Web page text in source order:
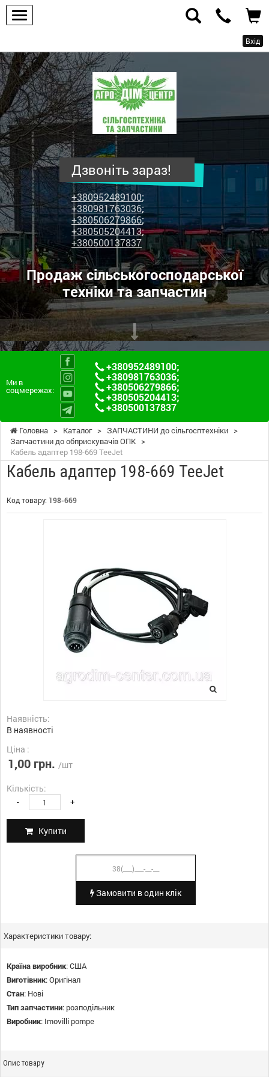
Вхід
ПП
"Агродім-
центр"
-
продаж
сільськогосподарської
техніки
та
запчастин
Дзвоніть зараз!
+380952489100;
+380981763036;
+380506279866;
+380505204413;
+380500137837
Продаж сільськогосподарської
техніки та запчастин
Ми в
соцмережах:
+380952489100;
+380981763036;
+380506279866;
+380505204413;
+380500137837
Головна > Каталог > ЗАПЧАСТИНИ до сільгосптехніки >
Запчастини до обприскувачів ОПК >
Кабель адаптер 198-669 TeeJet
Кабель адаптер 198-669 TeeJet
Код товару: 198-669
Наявність:
В наявності
Ціна :
1,00 грн. /шт
Кількість:
- +
Купити
Замовити в один клік
Характеристики товару:
Країна виробник:США
Виготівник:Оригінал
Стан: Нові
Тип запчастини: розподільник
Виробник: Imovilli pompe
Опис товару